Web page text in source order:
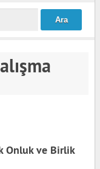
Onluk ve Birlik